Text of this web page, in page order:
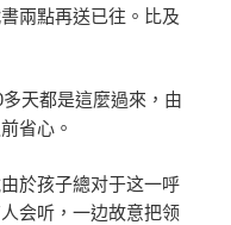
兩點再送已往。比及
天都是這麼過來，由
省心。
於孩子總对于这一呼
会听，一边故意把领